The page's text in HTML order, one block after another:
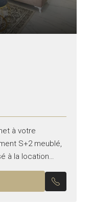
à votre
S+2 meublé,
à la location
lumineux